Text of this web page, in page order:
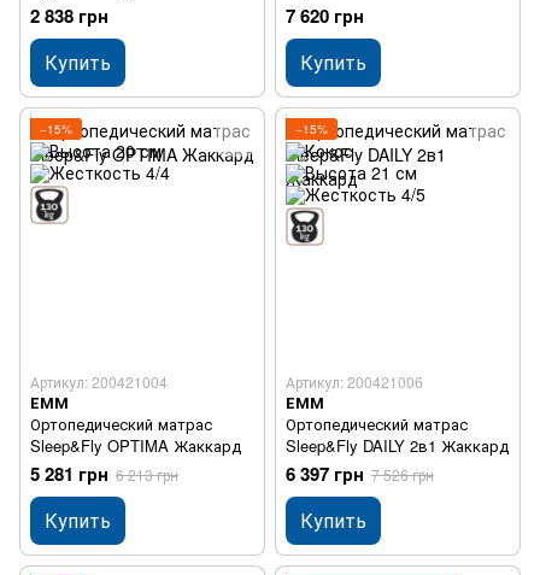
2 838 грн
Купить
7 620 грн
Купить
−15%
Артикул: 200421004
ЕММ
Ортопедический матрас
Sleep&Fly OPTIMA Жаккард
5 281 грн 6 213 грн
Купить
−15%
Артикул: 200421006
ЕММ
Ортопедический матрас
Sleep&Fly DAILY 2в1 Жаккард
6 397 грн 7 526 грн
Купить